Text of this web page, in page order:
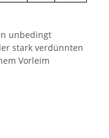
unbedingt
stark verdünnten
Vorleim